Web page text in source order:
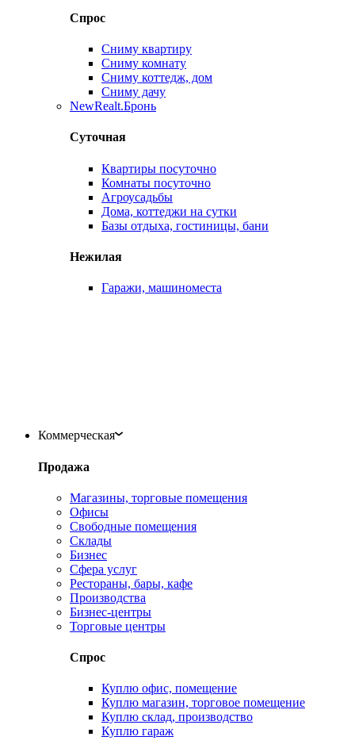
Спрос
Сниму квартиру
Сниму комнату
Сниму коттедж, дом
Сниму дачу
NewRealt.Бронь
Суточная
Квартиры посуточно
Комнаты посуточно
Агроусадьбы
Дома, коттеджи на сутки
Базы отдыха, гостиницы, бани
Нежилая
Гаражи, машиноместа
Коммерческая
Продажа
Магазины, торговые помещения
Офисы
Свободные помещения
Склады
Бизнес
Сфера услуг
Рестораны, бары, кафе
Производства
Бизнес-центры
Торговые центры
Спрос
Куплю офис, помещение
Куплю магазин, торговое помещение
Куплю склад, производство
Куплю гараж